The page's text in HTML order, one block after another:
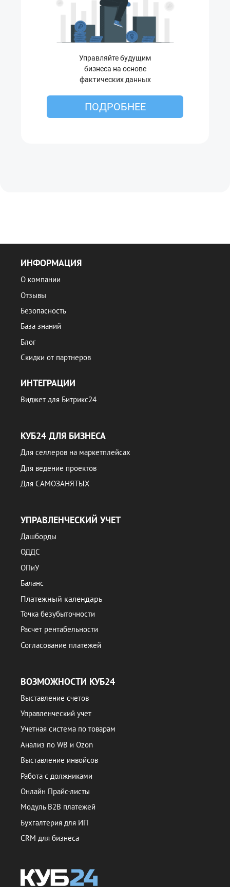
Управляйте будущим
бизнеса на основе
фактических данных
ПОДРОБНЕЕ
ИНФОРМАЦИЯ
О компании
Отзывы
Безопасность
База знаний
Блог
Скидки от партнеров
ИНТЕГРАЦИИ
Виджет для Битрикс24
КУБ24 ДЛЯ БИЗНЕСА
Для селлеров на маркетплейсах
Для ведение проектов
Для САМОЗАНЯТЫХ
УПРАВЛЕНЧЕСКИЙ УЧЕТ
Дашборды
ОДДС
ОПиУ
Баланс
Платежный календарь
Точка безубыточности
Расчет рентабельности
Согласование платежей
ВОЗМОЖНОСТИ КУБ24
Выставление счетов
Управленческий учет
Учетная система по товарам
Анализ по WB и Ozon
Выставление инвойсов
Работа с должниками
Онлайн Прайс-листы
Модуль B2B платежей
Бухгалтерия для ИП
CRM для бизнеса